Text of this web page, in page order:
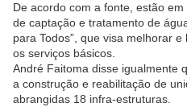
De acordo com a fonte, estão
de captação e tratamento de
para Todos”, que visa melhorar
os serviços básicos.
André Faitoma disse igualmente
a construção e reabilitação de
abrangidas 18 infra-estruturas.